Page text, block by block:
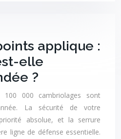
applique :
elle
?
100 000 cambriolages sont
La sécurité de votre
absolue, et la serrure
ligne de défense essentielle.